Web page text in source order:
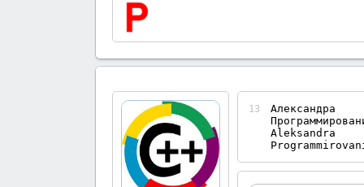
13
Александра
Aleksandra